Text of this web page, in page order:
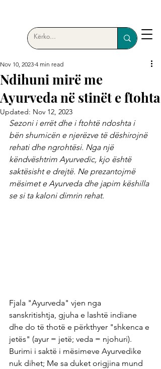
Ndihuni mirë me
Ayurveda në stinët e ftohta
Nov 10, 2023 4 min read
Updated: Nov 12, 2023
Sezoni i errët dhe i ftohtë ndoshta i
bën shumicën e njerëzve të dëshirojnë
rehati dhe ngrohtësi. Nga një
këndvështrim Ayurvedic, kjo është
saktësisht e drejtë. Ne prezantojmë
mësimet e Ayurveda dhe japim këshilla
se si ta kaloni dimrin rehat.
Fjala "Ayurveda" vjen nga
sanskritishtja, gjuha e lashtë indiane
dhe do të thotë e përkthyer "shkenca e
jetës" (ayur = jetë; veda = njohuri).
Burimi i saktë i mësimeve Ayurvedike
nuk dihet; Me sa duket origjina mund